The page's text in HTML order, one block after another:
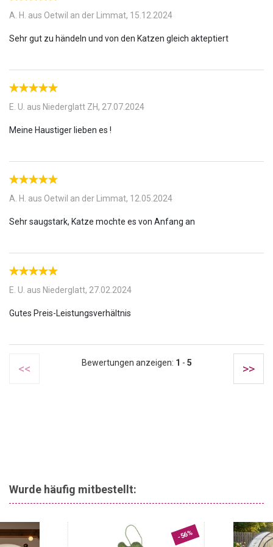
natürlichen Katzenstreus überzeugen: die Holzfasern sind weich
eine behaglichere Atmosphäre für Ihre Fellnase.
A. H. aus Oetwil an der Limmat, 15.12.2024
E. U. aus Niederglatt ZH, 27.07.2024
A. H. aus Oetwil an der Limmat, 12.05.2024
E. U. aus Niederglatt, 27.02.2024
Bewertungen anzeigen: 1 - 5
<< >>
Wurde häufig mitbestellt:
-56%